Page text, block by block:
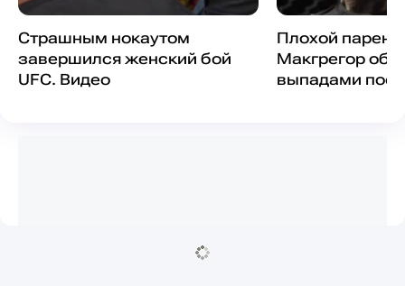
Страшным нокаутом
завершился женский бой
UFC. Видео
Плохой
Макгрегор
выпадами